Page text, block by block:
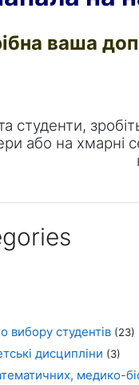
ваша
студенти,
або на хмарні
вибору студентів(23)
дисципліни (3)
медико-